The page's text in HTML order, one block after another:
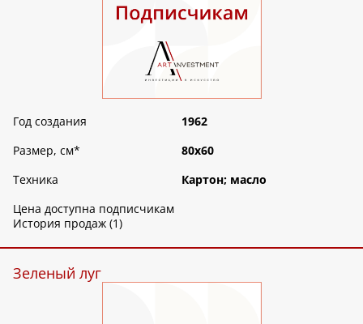
Год создания
1962
Размер, см*
80х60
Техника
Картон; масло
Цена доступна подписчикам
История продаж (1)
Зеленый луг